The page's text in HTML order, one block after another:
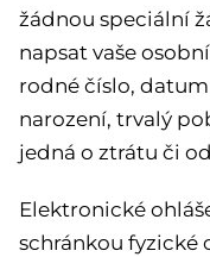
žádnou speciální
napsat vaše
rodné číslo,
narození, trvalý
jedná o ztrátu či
Elektronické
schránkou fyzické